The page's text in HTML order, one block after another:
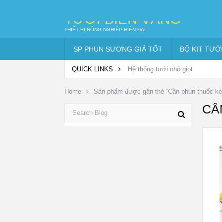
TƯỚI BIỂN VÀNG
THIẾT BỊ NÔNG NGHIỆP HIỆN ĐẠI
SP PHUN SƯƠNG GIÁ TỐT BỘ KIT TƯỚI
QUICK LINKS Hệ thống tưới nhỏ giọt
Home Sản phẩm được gắn thẻ “Cần phun thuốc